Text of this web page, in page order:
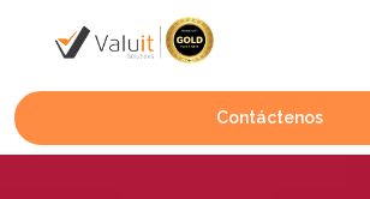
Contáctenos